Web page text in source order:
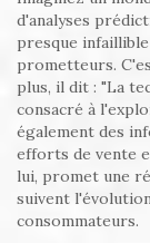
d'analyses
presque
prometteurs.
plus, il dit : "La
consacré à
également des
efforts de vente
lui, promet une
suivent
consommateurs.